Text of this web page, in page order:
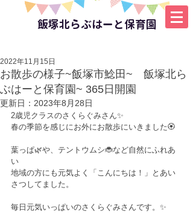
飯塚北らぶはーと保育園
お散歩の様子~飯塚市鯰田~ 飯塚北ら
ぶはーと保育園~ 365日開園
2022年11月15日
更新日： 2023年8月28日
2歳児クラスのさくらぐみさん✨
春の季節を感じにお外にお散歩にいきました🏵️
葉っぱ🌿や、テントウムシ🐞など自然にふれあ
い
地域の方にも元気よく「こんにちは！」とあい
さつしてました。
毎日元気いっぱいのさくらぐみさんです。✨